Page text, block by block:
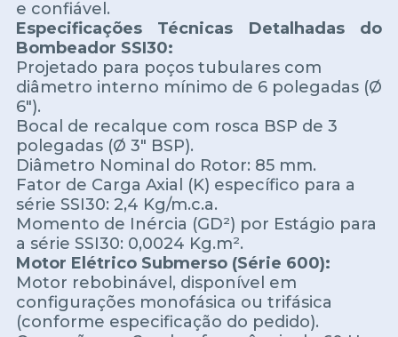
e confiável.
Especificações Técnicas Detalhadas do
Bombeador SSI30:
Projetado para poços tubulares com
diâmetro interno mínimo de 6 polegadas (Ø
6").
Bocal de recalque com rosca BSP de 3
polegadas (Ø 3" BSP).
Diâmetro Nominal do Rotor: 85 mm.
Fator de Carga Axial (K) específico para a
série SSI30: 2,4 Kg/m.c.a.
Momento de Inércia (GD²) por Estágio para
a série SSI30: 0,0024 Kg.m².
Motor Elétrico Submerso (Série 600):
Motor rebobinável, disponível em
configurações monofásica ou trifásica
(conforme especificação do pedido).